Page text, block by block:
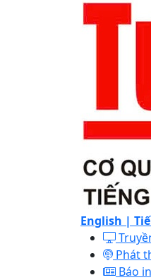
English |
Phát
Báo in